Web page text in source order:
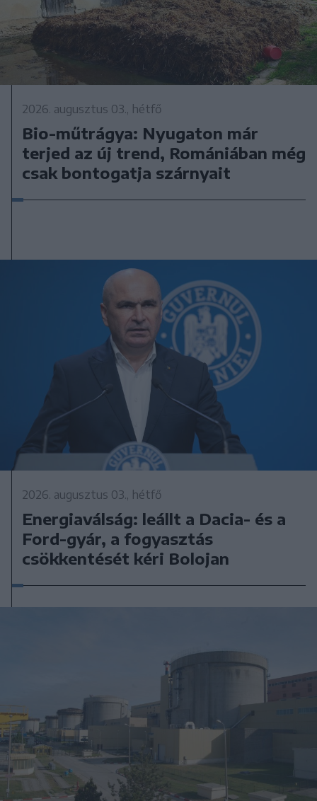
2026. augusztus 03., hétfő
Bio-műtrágya: Nyugaton már
terjed az új trend, Romániában még
csak bontogatja szárnyait
2026. augusztus 03., hétfő
Energiaválság: leállt a Dacia- és a
Ford-gyár, a fogyasztás
csökkentését kéri Bolojan